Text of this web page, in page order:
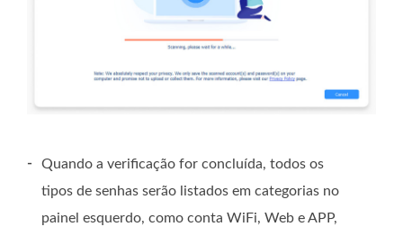
-
Quando a verificação for concluída, todos os
tipos de senhas serão listados em categorias no
painel esquerdo, como conta WiFi, Web e APP,